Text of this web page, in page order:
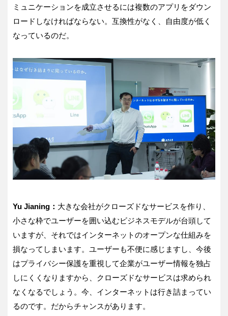
ミュニケーションを成立させるには複数のアプリをダウン
ロードしなければならない。互換性がなく、自由度が低く
なっているのだ。
Yu Jianing： 大きな会社がクローズドなサービスを作り、
小さな枠でユーザーを囲い込むビジネスモデルが台頭して
いますが、それではインターネットのオープンな仕組みを
損なってしまいます。ユーザーも不便に感じますし、今後
はプライバシー保護を重視して企業がユーザー情報を独占
しにくくなりますから、クローズドなサービスは求められ
なくなるでしょう。今、インターネットは行き詰まってい
るのです。だからチャンスがあります。